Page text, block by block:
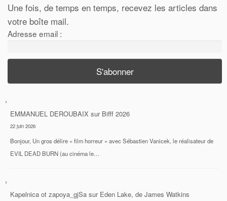
Une fois, de temps en temps, recevez les articles dans
votre boîte mail.
Adresse email :
EMMANUEL DEROUBAIX sur Bifff 2026
22 juin 2026
Bonjour, Un gros délire « film horreur » avec Sébastien Vanicek, le réalisateur de
EVIL DEAD BURN (au cinéma le…
Kapelnica ot zapoya_gjSa sur Eden Lake, de James Watkins